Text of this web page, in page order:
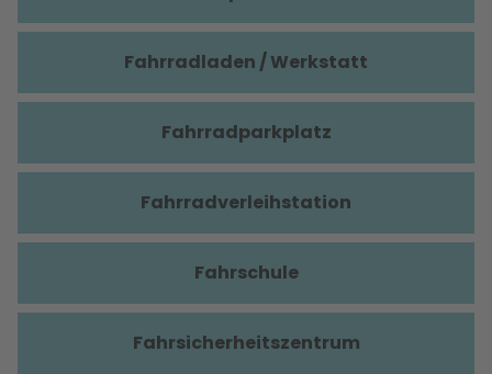
Fahrradladen / Werkstatt
Fahrradparkplatz
Fahrradverleihstation
Fahrschule
Fahrsicherheitszentrum